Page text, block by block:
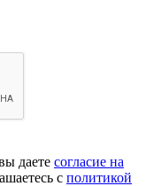
даете согласие на
c политикой